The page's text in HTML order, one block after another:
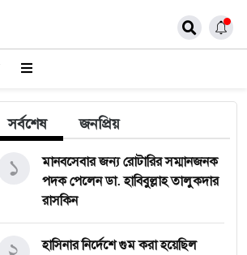
সর্বশেষ জনপ্রিয়
মানবসেবার জন্য রোটারির সম্মানজনক
পদক পেলেন ডা. হাবিবুল্লাহ তালুকদার
রাসকিন
১
হাসিনার নির্দেশে গুম করা হয়েছিল